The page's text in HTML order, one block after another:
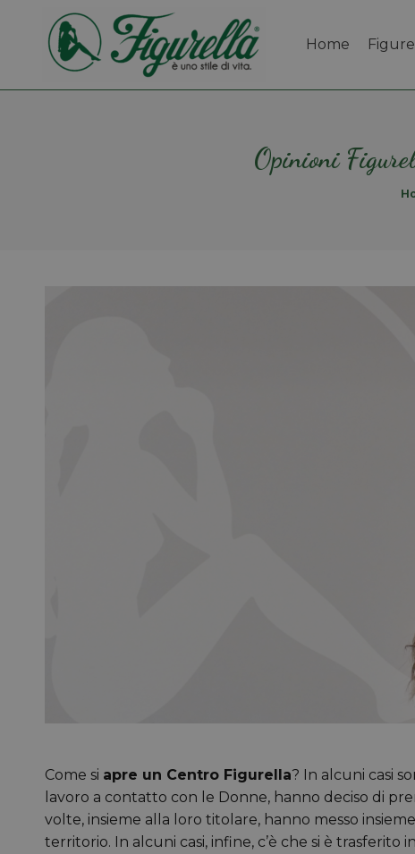
Home
Opinioni
Come si apre un Centro Figurella? In alcuni casi
lavoro a contatto con le Donne, hanno deciso di
volte, insieme alla loro titolare, hanno messo
territorio. In alcuni casi, infine, c’è che si è